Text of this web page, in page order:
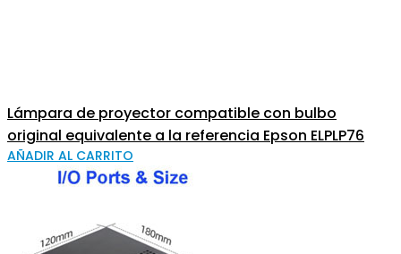
Lámpara de proyector compatible con bulbo
original equivalente a la referencia Epson ELPLP76
AÑADIR AL CARRITO